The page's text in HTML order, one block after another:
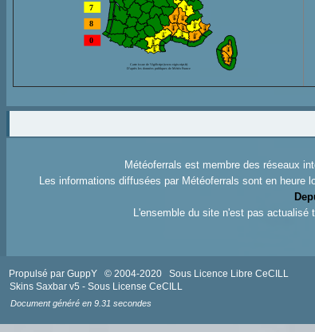
Météoferrals est membre des réseaux
Les informations diffusées par Météoferrals sont en
L'ensemble du site n'est pas
Propulsé par GuppY © 2004-2020
Sous Licence Libre CeCILL
Skins Saxbar v5 - Sous License CeCILL
Document généré en 9.31 secondes